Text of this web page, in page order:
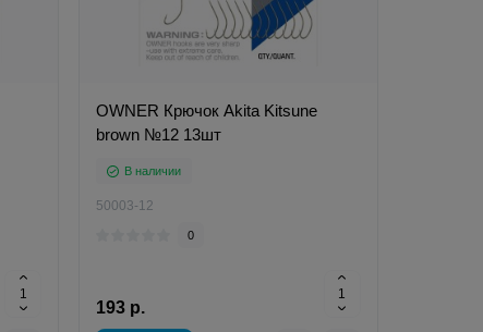
OWNER Крючок Akita Kitsune
brown №12 13шт
В наличии
50003-12
0
193 р.